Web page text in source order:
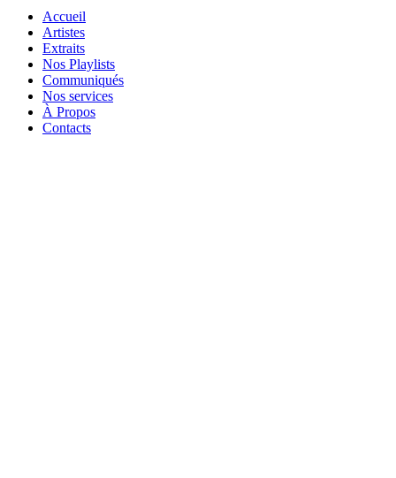
Accueil
Artistes
Extraits
Nos Playlists
Communiqués
Nos services
À Propos
Contacts